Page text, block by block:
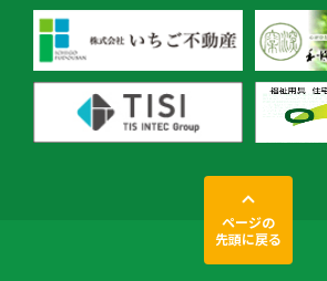
ページの
先頭に戻る